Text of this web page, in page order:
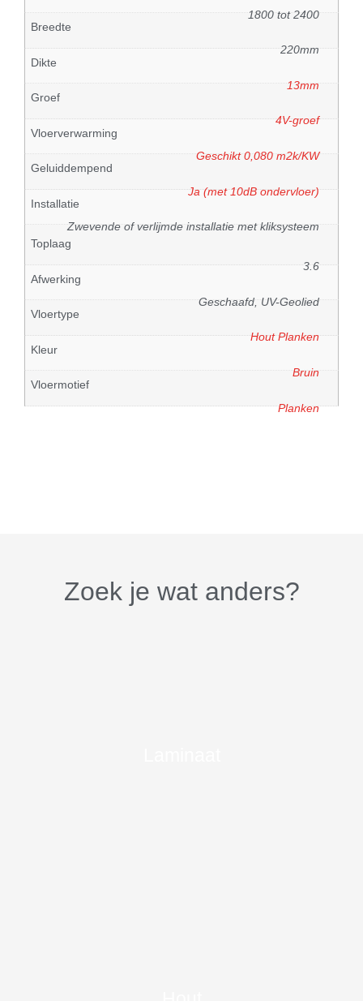
1800 tot 2400
Breedte
220mm
Dikte
13mm
Groef
4V-groef
Vloerverwarming
Geschikt 0,080 m2k/KW
Geluiddempend
Ja (met 10dB ondervloer)
Installatie
Zwevende of verlijmde installatie met kliksysteem
Toplaag
3.6
Afwerking
Geschaafd, UV-Geolied
Vloertype
Hout Planken
Kleur
Bruin
Vloermotief
Planken
Zoek je wat anders?